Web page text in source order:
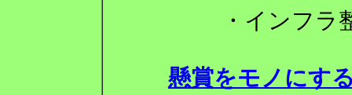
・インフ
懸賞をモノにす